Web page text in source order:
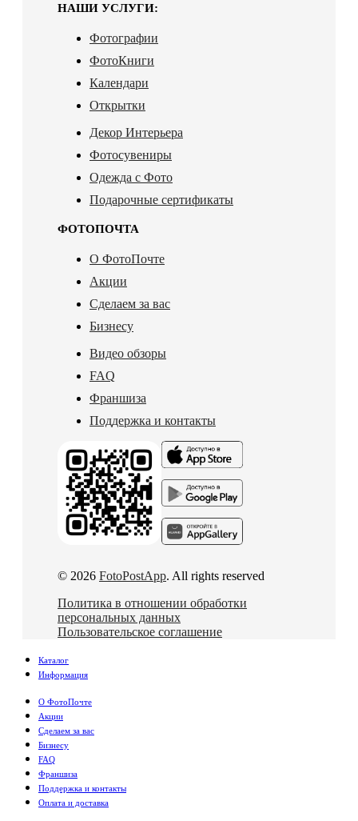
НАШИ УСЛУГИ:
Фотографии
ФотоКниги
Календари
Открытки
Декор Интерьера
Фотосувениры
Одежда с Фото
Подарочные сертификаты
ФОТОПОЧТА
О ФотоПочте
Акции
Сделаем за вас
Бизнесу
Видео обзоры
FAQ
Франшиза
Поддержка и контакты
© 2026 FotoPostApp. All rights reserved
Политика в отношении обработки
персональных данных
Пользовательское соглашение
Каталог
Информация
О ФотоПочте
Акции
Сделаем за вас
Бизнесу
FAQ
Франшиза
Поддержка и контакты
Оплата и доставка